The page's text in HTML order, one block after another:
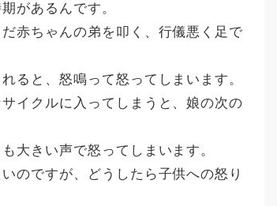
があるんです。
赤ちゃんの弟を叩く、行儀悪く足で
ると、怒鳴って怒ってしまいます。
イクルに入ってしまうと、娘の次の
大きい声で怒ってしまいます。
のですが、どうしたら子供への怒り